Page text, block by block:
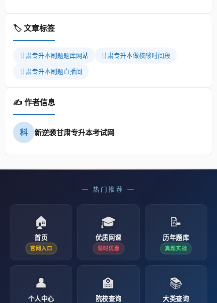
🏷️ 文章标签
甘肃专升本刷题题库网站 甘肃专升本做核酸时间段
甘肃专升本刷题直播间
✍️ 作者信息
科 新逆袭甘肃专升本考试网
— 热门推荐 —
🏠
首页
官网入口
🎓
优质网课
限时优惠
📝
历年题库
真题实战
👤
个人中心
🏫
院校查询
📚
大类查询